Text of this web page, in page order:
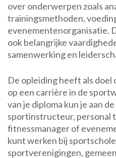
over onderwerpen zoals
trainingsmethoden,
evenementenorganisatie.
ook belangrijke
samenwerking en
De opleiding heeft als doel
op een carrière in de
van je diploma kun je aan
sportinstructeur, personal
fitnessmanager of
kunt werken bij
sportverenigingen,